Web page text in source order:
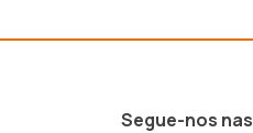
Segue-nos